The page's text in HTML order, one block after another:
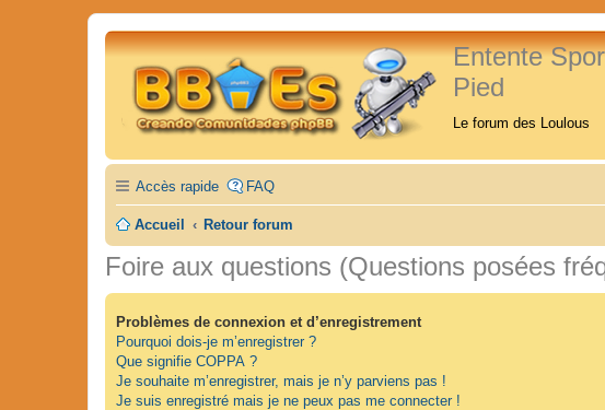
Entente
Pied
Le forum des Loulous
Accès rapide FAQ
Accueil Retour forum
Foire aux questions (Questions posées
Problèmes de connexion et d’enregistrement
Pourquoi dois-je m’enregistrer ?
Que signifie COPPA ?
Je souhaite m’enregistrer, mais je n’y parviens pas !
Je suis enregistré mais je ne peux pas me connecter !